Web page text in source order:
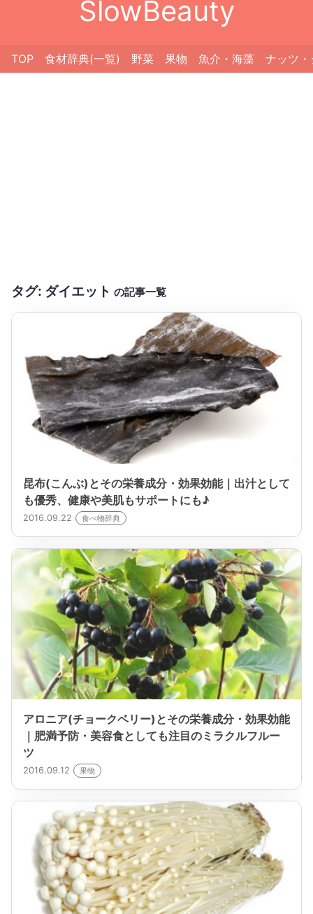
SlowBeauty
TOP 食材辞典(一覧) 野菜 果物 魚介・海藻 ナッツ
タグ: ダイエット の記事一覧
昆布(こんぶ)とその栄養成分・効果効能｜出汁として
も優秀、健康や美肌もサポートにも♪
2016.09.22 食べ物辞典
アロニア(チョークベリー)とその栄養成分・効果効能
｜肥満予防・美容食としても注目のミラクルフルー
ツ
2016.09.12 果物